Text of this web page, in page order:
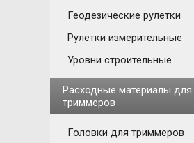
Геодезические рулетки
Рулетки измерительные
Уровни строительные
Расходные материалы для
триммеров
Головки для триммеров